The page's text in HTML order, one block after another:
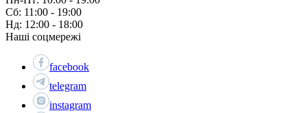
Сб: 11:00 - 19:00
Нд: 12:00 - 18:00
Наші соцмережі
facebook
telegram
instagram